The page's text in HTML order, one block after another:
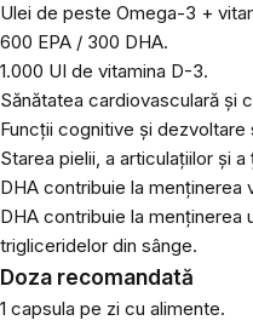
Ulei de peste Omega-3 +
600 EPA / 300 DHA.
1.000 UI de vitamina D-3.
Sănătatea cardiovasculară și
Funcții cognitive și dezvoltare
Starea pielii, a articulațiilor și
DHA contribuie la menținerea
DHA contribuie la menținerea
trigliceridelor din sânge.
Doza recomandată
1 capsula pe zi cu alimente.